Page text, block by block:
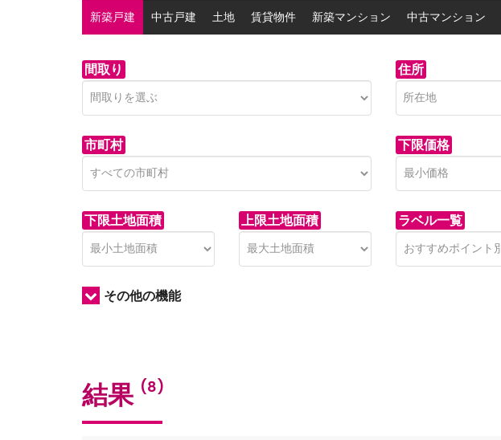
新築戸建 中古戸建 土地 賃貸物件 新築マンション 中古マンション
間取り 住所
市町村 下限価格
下限土地面積 上限土地面積 ラベル一覧
その他の機能
結果 (8)